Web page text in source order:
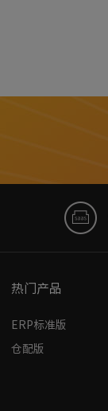
热门产品
ERP标准版
仓配版